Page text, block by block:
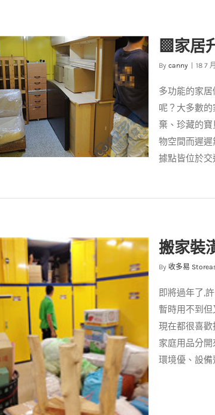
客戶實例 案例分享
客戶實例
▩家居
By canny 18 7
多功能的家
呢？大多數
棄、珍藏的
物空間而遲
據點皆位於
搬家裝
By 收多易
即將過年了,
暫時用不到
現在都很喜
家庭用品分
環境優、設